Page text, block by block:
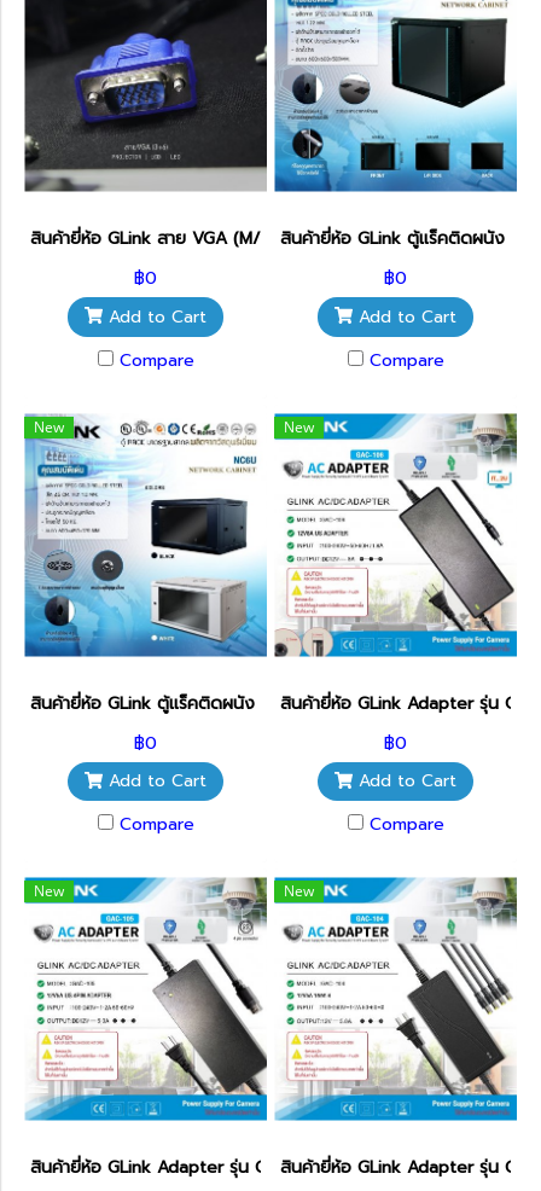
สินค้ายี่ห้อ GLink สาย VGA (M/M) สายส่งสัญญาณภาพ
฿0
Add to Cart
Compare
สินค้ายี่ห้อ GLink ตู้แร็คติดผนัง รุ่
฿0
Add to Cart
Compare
New
สินค้ายี่ห้อ GLink ตู้แร็คติดผนัง รุ่น NC6U (ขนาด 60x45x37 cm)
฿0
Add to Cart
Compare
New
สินค้ายี่ห้อ GLink Adapter รุ่น
฿0
Add to Cart
Compare
New
สินค้ายี่ห้อ GLink Adapter รุ่น GAC-105 4PIN 12V/5A
New
สินค้ายี่ห้อ GLink Adapter รุ่น